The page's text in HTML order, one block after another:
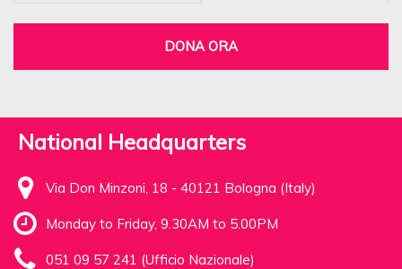
DONA ORA
National Headquarters
Via Don Minzoni, 18 - 40121 Bologna (Italy)
Monday to Friday, 9.30AM to 5.00PM
051 09 57 241 (Ufficio Nazionale)